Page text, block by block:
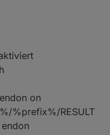
on
%prefix%/RESULT